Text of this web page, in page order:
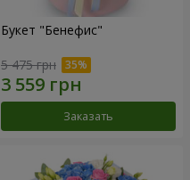
Букет "Бенефис"
5 475 грн
Заказать